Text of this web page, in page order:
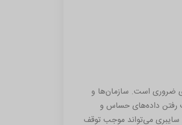
ضروری است. سازمان‌ها و
رفتن داده‌های حساس و
سایبری می‌تواند موجب توقف